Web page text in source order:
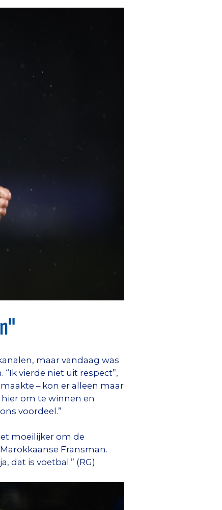
maar vandaag was
vierde niet uit respect”,
– kon er alleen maar
om te winnen en
voordeel.”
moeilijker om de
Fransman.
dat is voetbal.” (RG)